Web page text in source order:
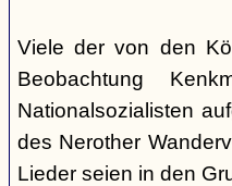
Viele der von den
Beobachtung
Nationalsozialisten
des Nerother
Lieder seien in den